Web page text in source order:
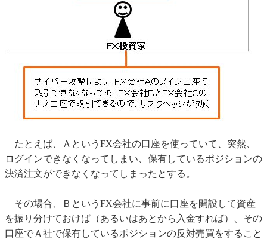
たとえば、ＡというFX会社の口座を使っていて、突然、
ログインできなくなってしまい、保有しているポジションの
決済注文ができなくなってしまったとする。
その場合、ＢというFX会社に事前に口座を開設して資産
を振り分けておけば（あるいはあとから入金すれば）、その
口座でＡ社で保有しているポジションの反対売買をすること